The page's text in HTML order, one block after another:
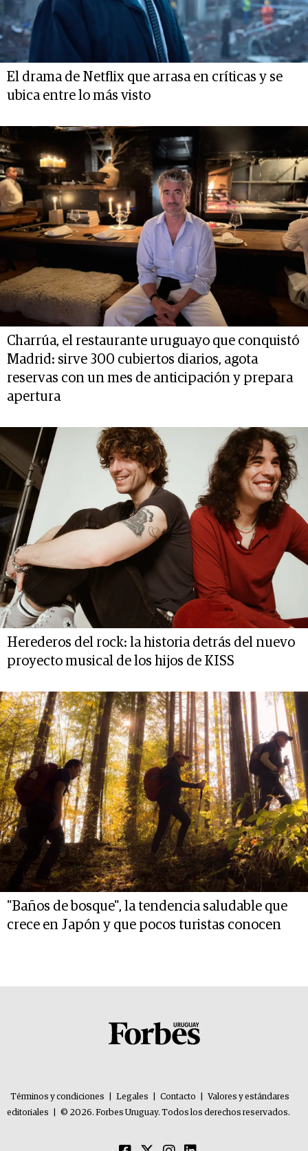
El drama de Netflix que arrasa en críticas y se
ubica entre lo más visto
Charrúa, el restaurante uruguayo que conquistó
Madrid: sirve 300 cubiertos diarios, agota
reservas con un mes de anticipación y prepara
apertura
Herederos del rock: la historia detrás del nuevo
proyecto musical de los hijos de KISS
"Baños de bosque", la tendencia saludable que
crece en Japón y que pocos turistas conocen
Términos y condiciones Legales Contacto
Valores y estándares
editoriales
© 2026. Forbes Uruguay. Todos los derechos reservados.